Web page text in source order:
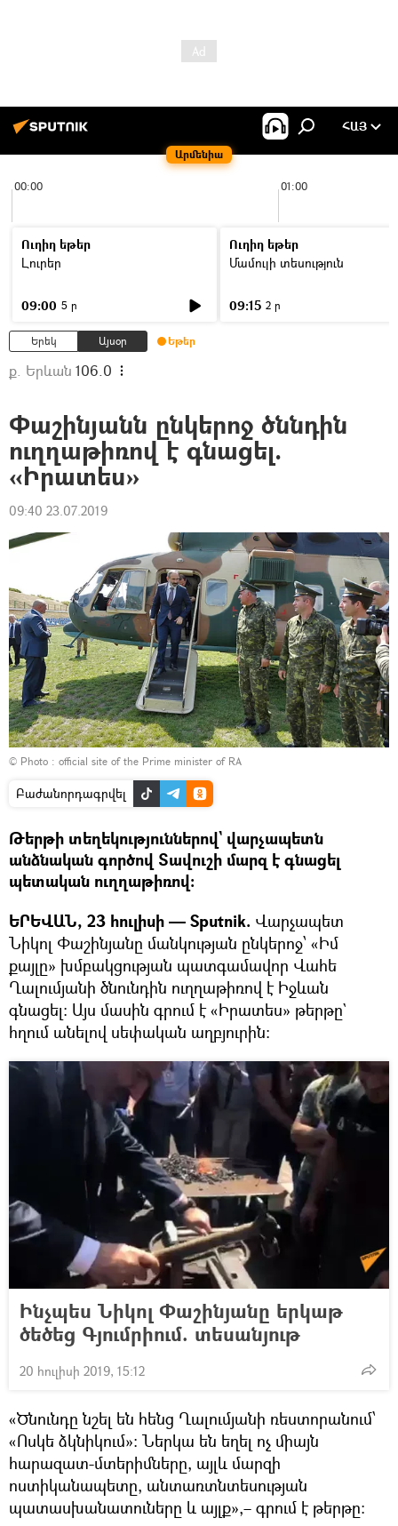
Արմենիա
ՀԱՅ
00:00 01:00
Ուղիղ եթեր
Լուրեր
09:00 5 ր
Ուղիղ եթեր
Մամուլի տեսություն
09:15 2 ր
Երեկ Այսօր Եթեր
ք. Երևան 106.0
Փաշինյանն ընկերոջ ծննդին
ուղղաթիռով է գնացել.
«Իրատես»
09:40 23.07.2019
© Photo : official site of the Prime minister of RA
Բաժանորդագրվել
Թերթի տեղեկություններով` վարչապետն
անձնական գործով Տավուշի մարզ է գնացել
պետական ուղղաթիռով։
ԵՐԵՎԱՆ, 23 հուլիսի — Sputnik. Վարչապետ
Նիկոլ Փաշինյանը մանկության ընկերոջ՝ «Իմ
քայլը» խմբակցության պատգամավոր Վահե
Ղալումյանի ծնունդին ուղղաթիռով է Իջևան
գնացել: Այս մասին գրում է «Իրատես» թերթը`
հղում անելով սեփական աղբյուրին։
Ինչպես Նիկոլ Փաշինյանը երկաթ
ծեծեց Գյումրիում. տեսանյութ
20 հուլիսի 2019, 15:12
«Ծնունդը նշել են հենց Ղալումյանի ռեստորանում՝
«Ոսկե ձկնիկում»: Ներկա են եղել ոչ միայն
հարազատ-մտերիմները, այլև մարզի
ոստիկանապետը, անտառտնտեսության
պատասխանատուները և այլք»,– գրում է թերթը։